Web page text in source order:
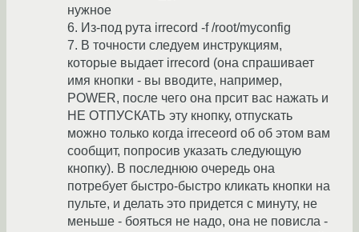
нужное
6. Из-под рута irrecord -f /root/myconfig
7. В точности следуем инструкциям,
которые выдает irrecord (она спрашивает
имя кнопки - вы вводите, например,
POWER, после чего она прсит вас нажать и
НЕ ОТПУСКАТЬ эту кнопку, отпускать
можно только когда irreceord об об этом вам
сообщит, попросив указать следующую
кнопку). В последнюю очередь она
потребует быстро-быстро кликать кнопки на
пульте, и делать это придется с минуту, не
меньше - бояться не надо, она не повисла -